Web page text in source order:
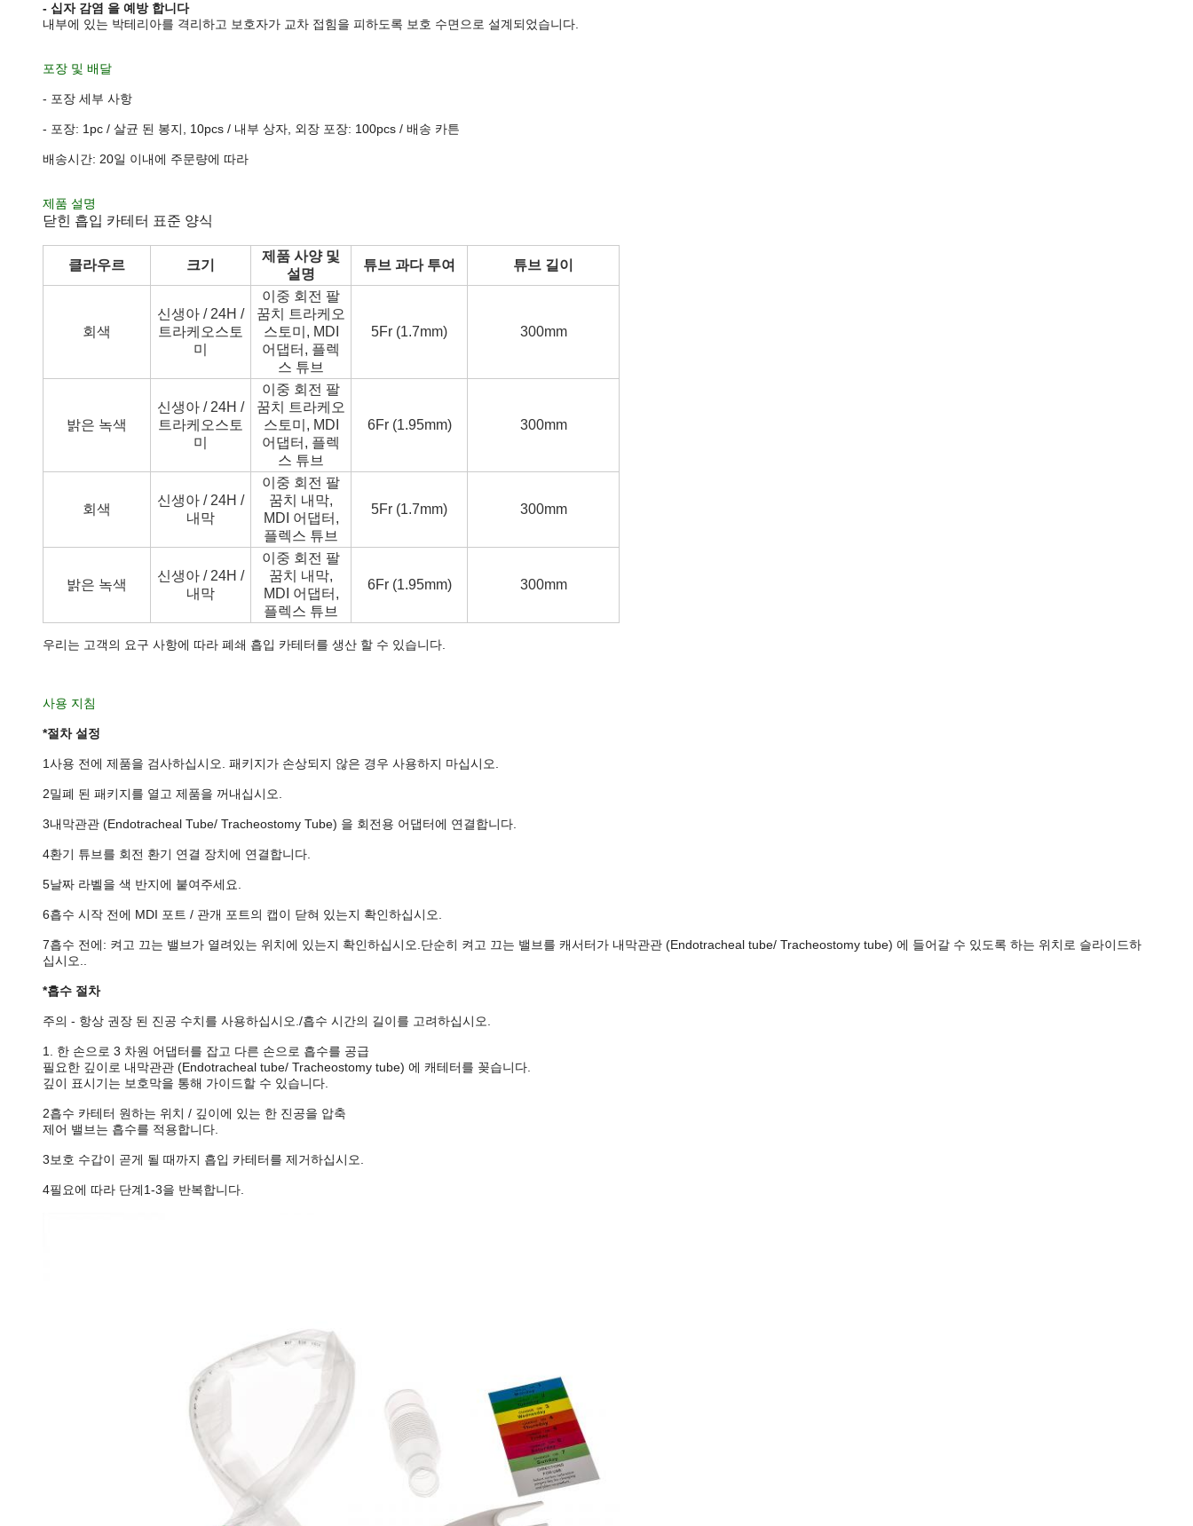
- 십자 감염 을 예방 합니다
내부에 있는 박테리아를 격리하고 보호자가 교차 접힘을 피하도록 보호 수면으로 설계되었습니다.
포장 및 배달
- 포장 세부 사항
- 포장: 1pc / 살균 된 봉지, 10pcs / 내부 상자, 외장 포장: 100pcs / 배송 카튼
배송시간: 20일 이내에 주문량에 따라
제품 설명
닫힌 흡입 카테터 표준 양식
클라우르 크기
제품 사양 및
설명
튜브 과다 투여 튜브 길이
회색
신생아 / 24H /
트라케오스토
미
이중 회전 팔
꿈치 트라케오
스토미, MDI
어댑터, 플렉
스 튜브
5Fr (1.7mm) 300mm
밝은 녹색
신생아 / 24H /
트라케오스토
미
이중 회전 팔
꿈치 트라케오
스토미, MDI
어댑터, 플렉
스 튜브
6Fr (1.95mm) 300mm
회색
신생아 / 24H /
내막
이중 회전 팔
꿈치 내막,
MDI 어댑터,
플렉스 튜브
5Fr (1.7mm) 300mm
밝은 녹색
신생아 / 24H /
내막
이중 회전 팔
꿈치 내막,
MDI 어댑터,
플렉스 튜브
6Fr (1.95mm) 300mm
우리는 고객의 요구 사항에 따라 폐쇄 흡입 카테터를 생산 할 수 있습니다.
사용 지침
*절차 설정
1사용 전에 제품을 검사하십시오. 패키지가 손상되지 않은 경우 사용하지 마십시오.
2밀폐 된 패키지를 열고 제품을 꺼내십시오.
3내막관관 (Endotracheal Tube/ Tracheostomy Tube) 을 회전용 어댑터에 연결합니다.
4환기 튜브를 회전 환기 연결 장치에 연결합니다.
5날짜 라벨을 색 반지에 붙여주세요.
6흡수 시작 전에 MDI 포트 / 관개 포트의 캡이 닫혀 있는지 확인하십시오.
7흡수 전에: 켜고 끄는 밸브가 열려있는 위치에 있는지 확인하십시오.단순히 켜고 끄는 밸브를 캐서터가 내막관관 (Endotracheal tube/ Tracheostomy tube) 에 들어갈 수 있도록 하는 위치로 슬라이드하
십시오..
*흡수 절차
주의 - 항상 권장 된 진공 수치를 사용하십시오./흡수 시간의 길이를 고려하십시오.
1. 한 손으로 3 차원 어댑터를 잡고 다른 손으로 흡수를 공급
필요한 깊이로 내막관관 (Endotracheal tube/ Tracheostomy tube) 에 캐테터를 꽂습니다.
깊이 표시기는 보호막을 통해 가이드할 수 있습니다.
2흡수 카테터 원하는 위치 / 깊이에 있는 한 진공을 압축
제어 밸브는 흡수를 적용합니다.
3보호 수갑이 곧게 될 때까지 흡입 카테터를 제거하십시오.
4필요에 따라 단계1-3을 반복합니다.